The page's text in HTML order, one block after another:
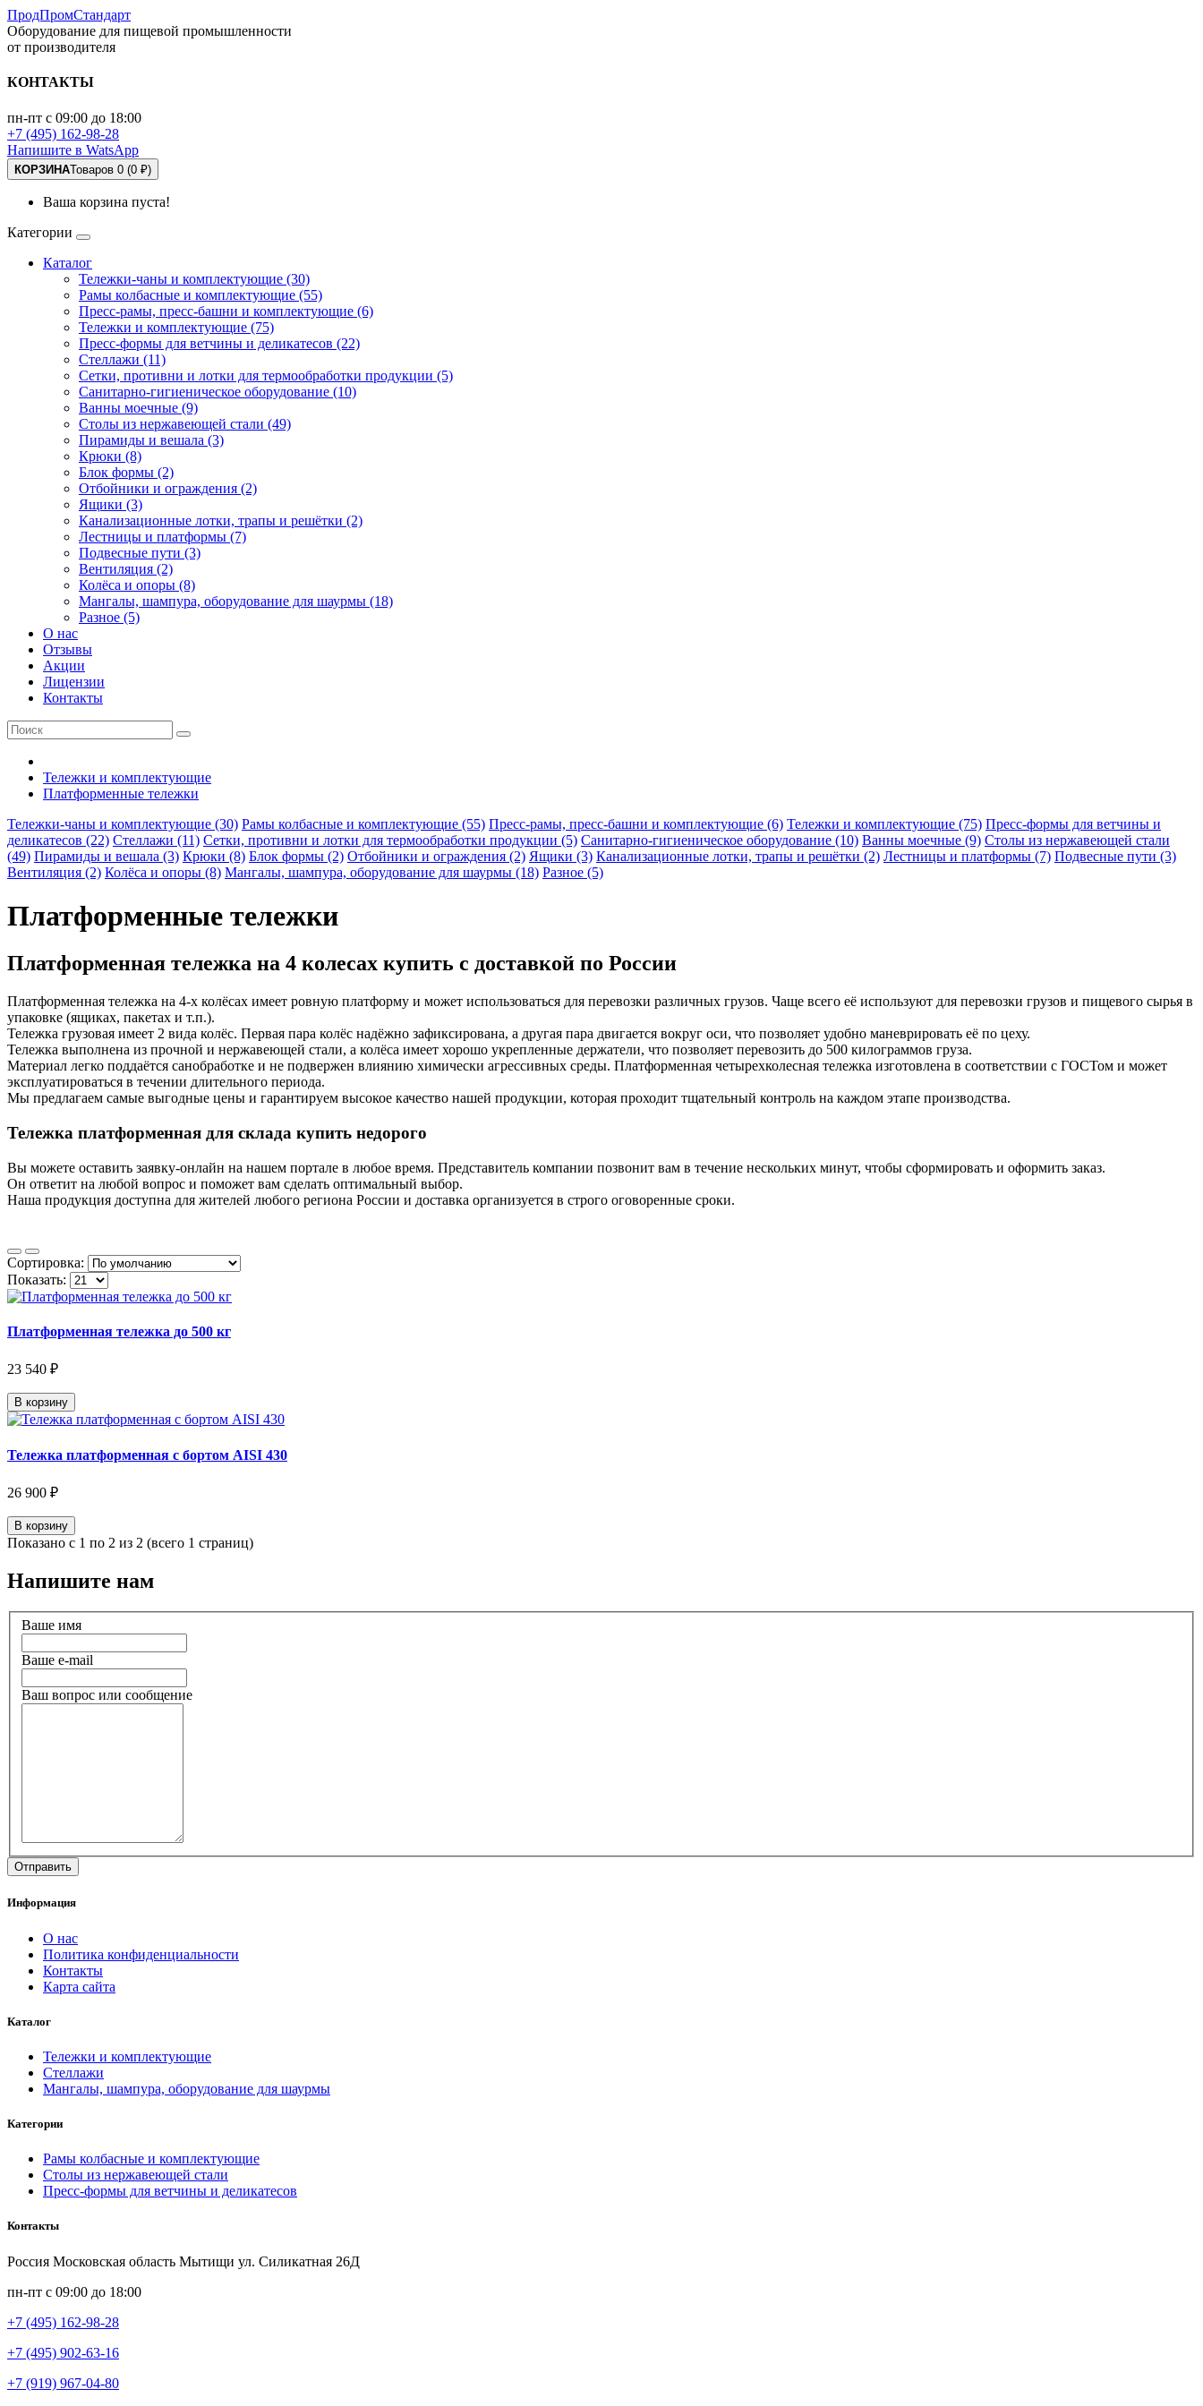
ПродПромСтандарт
Оборудование для пищевой промышленности
от производителя
КОНТАКТЫ
пн-пт с 09:00 до 18:00
+7 (495) 162-98-28
Напишите в WatsApp
КОРЗИНАТоваров 0 (0 ₽)
Ваша корзина пуста!
Категории
Каталог
Тележки-чаны и комплектующие (30)
Рамы колбасные и комплектующие (55)
Пресс-рамы, пресс-башни и комплектующие (6)
Тележки и комплектующие (75)
Пресс-формы для ветчины и деликатесов (22)
Стеллажи (11)
Сетки, противни и лотки для термообработки продукции (5)
Санитарно-гигиеническое оборудование (10)
Ванны моечные (9)
Столы из нержавеющей стали (49)
Пирамиды и вешала (3)
Крюки (8)
Блок формы (2)
Отбойники и ограждения (2)
Ящики (3)
Канализационные лотки, трапы и решётки (2)
Лестницы и платформы (7)
Подвесные пути (3)
Вентиляция (2)
Колёса и опоры (8)
Мангалы, шампура, оборудование для шаурмы (18)
Разное (5)
О нас
Отзывы
Акции
Лицензии
Контакты
Тележки и комплектующие
Платформенные тележки
Тележки-чаны и комплектующие (30) Рамы колбасные и комплектующие (55) Пресс-рамы, пресс-башни и комплектующие (6) Тележки и комплектующие (75) Пресс-формы для ветчины и
деликатесов (22) Стеллажи (11) Сетки, противни и лотки для термообработки продукции (5) Санитарно-гигиеническое оборудование (10) Ванны моечные (9) Столы из нержавеющей стали
(49) Пирамиды и вешала (3) Крюки (8) Блок формы (2) Отбойники и ограждения (2) Ящики (3) Канализационные лотки, трапы и решётки (2) Лестницы и платформы (7) Подвесные пути (3)
Вентиляция (2) Колёса и опоры (8) Мангалы, шампура, оборудование для шаурмы (18) Разное (5)
Платформенные тележки
Платформенная тележка на 4 колесах купить с доставкой по России
Платформенная тележка на 4-х колёсах имеет ровную платформу и может использоваться для перевозки различных грузов. Чаще всего её используют для перевозки грузов и пищевого сырья в
упаковке (ящиках, пакетах и т.п.).
Тележка грузовая имеет 2 вида колёс. Первая пара колёс надёжно зафиксирована, а другая пара двигается вокруг оси, что позволяет удобно маневрировать её по цеху.
Тележка выполнена из прочной и нержавеющей стали, а колёса имеет хорошо укрепленные держатели, что позволяет перевозить до 500 килограммов груза.
Материал легко поддаётся санобработке и не подвержен влиянию химически агрессивных среды. Платформенная четырехколесная тележка изготовлена в соответствии с ГОСТом и может
эксплуатироваться в течении длительного периода.
Мы предлагаем самые выгодные цены и гарантируем высокое качество нашей продукции, которая проходит тщательный контроль на каждом этапе производства.
Тележка платформенная для склада купить недорого
Вы можете оставить заявку-онлайн на нашем портале в любое время. Представитель компании позвонит вам в течение нескольких минут, чтобы сформировать и оформить заказ.
Он ответит на любой вопрос и поможет вам сделать оптимальный выбор.
Наша продукция доступна для жителей любого региона России и доставка организуется в строго оговоренные сроки.
Сортировка:
Показать:
Платформенная тележка до 500 кг
23 540 ₽
В корзину
Тележка платформенная с бортом AISI 430
26 900 ₽
В корзину
Показано с 1 по 2 из 2 (всего 1 страниц)
Напишите нам
Ваше имя
Ваше e-mail
Ваш вопрос или сообщение
Информация
О нас
Политика конфиденциальности
Контакты
Карта сайта
Каталог
Тележки и комплектующие
Стеллажи
Мангалы, шампура, оборудование для шаурмы
Категории
Рамы колбасные и комплектующие
Столы из нержавеющей стали
Пресс-формы для ветчины и деликатесов
Контакты
Россия Московская область Мытищи ул. Силикатная 26Д
пн-пт с 09:00 до 18:00
+7 (495) 162-98-28
+7 (495) 902-63-16
+7 (919) 967-04-80